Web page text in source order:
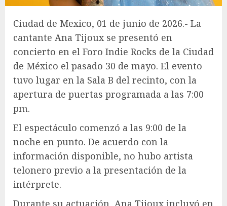
Ciudad de Mexico, 01 de junio de 2026.- La
cantante Ana Tijoux se presentó en
concierto en el Foro Indie Rocks de la Ciudad
de México el pasado 30 de mayo. El evento
tuvo lugar en la Sala B del recinto, con la
apertura de puertas programada a las 7:00
pm.
El espectáculo comenzó a las 9:00 de la
noche en punto. De acuerdo con la
información disponible, no hubo artista
telonero previo a la presentación de la
intérprete.
Durante su actuación, Ana Tijoux incluyó en